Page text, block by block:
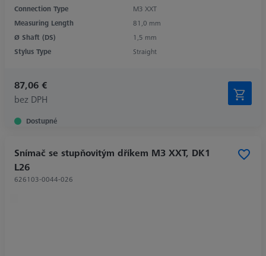
Connection Type
M3 XXT
Measuring Length
81,0 mm
Ø Shaft (DS)
1,5 mm
Stylus Type
Straight
87,06 €
bez DPH
Dostupné
Snímač se stupňovitým dříkem M3 XXT, DK1
L26
626103-0044-026